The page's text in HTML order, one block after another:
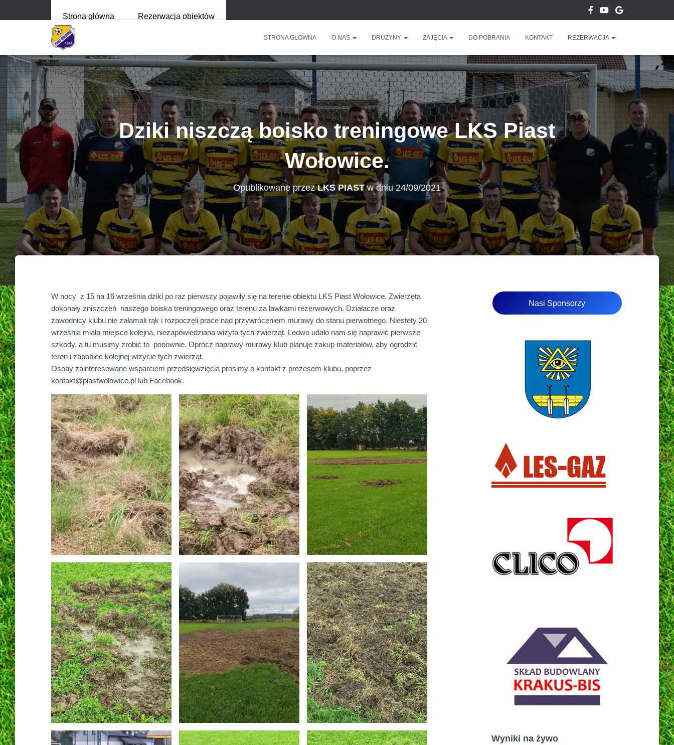
Strona główna Rezerwacja obiektów
STRONA GŁÓWNA O NAS DRUŻYNY ZAJĘCIA DO POBRANIA KONTAKT REZERWACJA
Dziki niszczą boisko treningowe LKS Piast
Wołowice.
Opublikowane przezLKS PIASTw dniu24/09/2021
W nocy z 15 na 16 września dziki po raz pierwszy pojawiły się na terenie obiektu LKS Piast Wołowice. Zwierzęta
dokonały zniszczeń naszego boiska treningowego oraz terenu za ławkami rezerwowych. Działacze oraz
zawodnicy klubu nie załamali rąk i rozpoczęli prace nad przywróceniem murawy do stanu pierwotnego. Niestety 20
września miała miejsce kolejna, niezapowiedziana wizyta tych zwierząt. Ledwo udało nam się naprawić pierwsze
szkody, a tu musimy zrobić to ponownie. Oprócz naprawy murawy klub planuje zakup materiałów, aby ogrodzić
teren i zapobiec kolejnej wizycie tych zwierząt.
Osoby zainteresowane wsparciem przedsięwzięcia prosimy o kontakt z prezesem klubu, poprzez
kontakt@piastwolowice.pl lub Facebook.
Nasi Sponsorzy
Wyniki na żywo